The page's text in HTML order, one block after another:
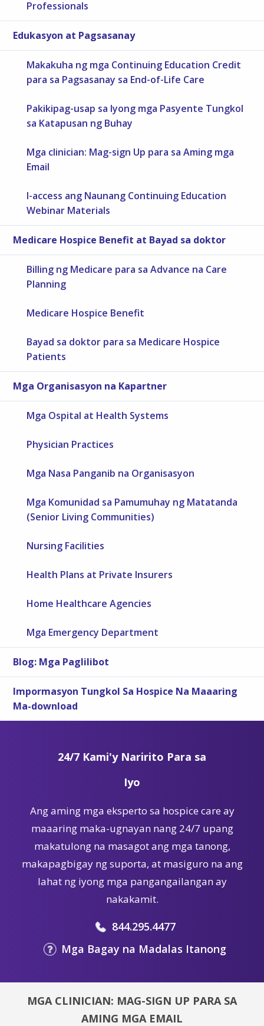
Professionals
Edukasyon at Pagsasanay
Makakuha ng mga Continuing Education Credit
para sa Pagsasanay sa End-of-Life Care
Pakikipag-usap sa Iyong mga Pasyente Tungkol
sa Katapusan ng Buhay
Mga clinician: Mag-sign Up para sa Aming mga
Email
I-access ang Naunang Continuing Education
Webinar Materials
Medicare Hospice Benefit at Bayad sa doktor
Billing ng Medicare para sa Advance na Care
Planning
Medicare Hospice Benefit
Bayad sa doktor para sa Medicare Hospice
Patients
Mga Organisasyon na Kapartner
Mga Ospital at Health Systems
Physician Practices
Mga Nasa Panganib na Organisasyon
Mga Komunidad sa Pamumuhay ng Matatanda
(Senior Living Communities)
Nursing Facilities
Health Plans at Private Insurers
Home Healthcare Agencies
Mga Emergency Department
Blog: Mga Paglilibot
Impormasyon Tungkol Sa Hospice Na Maaaring
Ma-download
24/7 Kami'y Naririto Para sa
Iyo
Ang aming mga eksperto sa hospice care ay
maaaring maka-ugnayan nang 24/7 upang
makatulong na masagot ang mga tanong,
makapagbigay ng suporta, at masiguro na ang
lahat ng iyong mga pangangailangan ay
nakakamit.
844.295.4477
Mga Bagay na Madalas Itanong
MGA CLINICIAN: MAG-SIGN UP PARA SA
AMING MGA EMAIL